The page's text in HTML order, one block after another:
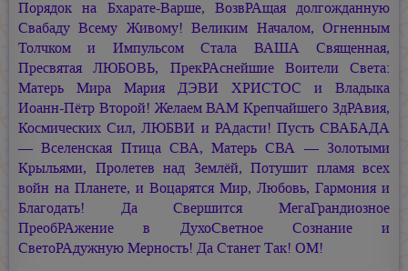
Порядок на Бхарате-Варше, ВозвРАщая долгожданную
Свабаду Всему Живому! Великим Началом, Огненным
Толчком и Импульсом Стала ВАША Священная,
Пресвятая ЛЮБОВЬ, ПрекРАснейшие Воители Света:
Матерь Мира Мария ДЭВИ ХРИСТОС и Владыка
Иоанн-Пётр Второй! Желаем ВАМ Крепчайшего ЗдРАвия,
Космических Сил, ЛЮБВИ и РАдасти! Пусть СВАБАДА
— Вселенская Птица СВА, Матерь СВА — Золотыми
Крыльями, Пролетев над Землёй, Потушит пламя всех
войн на Планете, и Воцарятся Мир, Любовь, Гармония и
Благодать! Да Свершится МегаГрандиозное
ПреобРАжение в ДухоСветное Сознание и
СветоРАдужную Мерность! Да Станет Так! ОМ!